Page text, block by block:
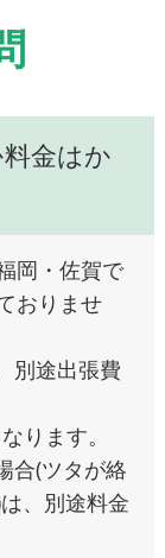
金はか
岡・佐賀で
おりませ
別途出張費
ります。
合(ツタが絡
、別途料金